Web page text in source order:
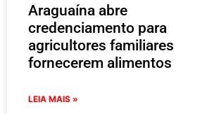
Araguaína abre
credenciamento para
agricultores familiares
fornecerem alimentos
LEIA MAIS »